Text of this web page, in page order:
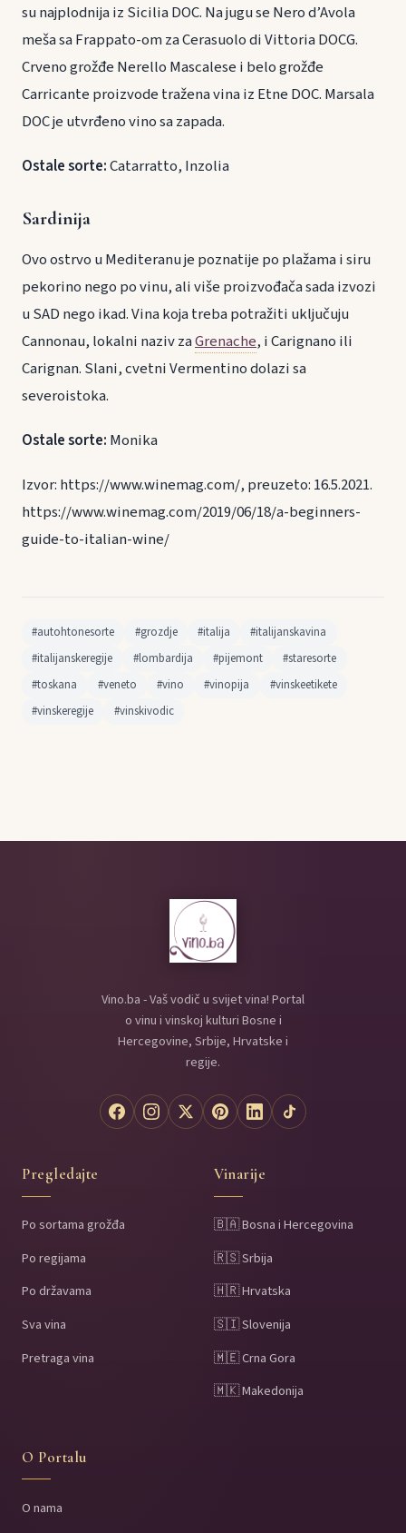
su najplodnija iz Sicilia DOC. Na jugu se Nero d’Avola
meša sa Frappato-om za Cerasuolo di Vittoria DOCG.
Crveno grožđe Nerello Mascalese i belo grožđe
Carricante proizvode tražena vina iz Etne DOC. Marsala
DOC je utvrđeno vino sa zapada.
Ostale sorte:Catarratto, Inzolia
Sardinija
Ovo ostrvo u Mediteranu je poznatije po plažama i siru
pekorino nego po vinu, ali više proizvođača sada izvozi
u SAD nego ikad. Vina koja treba potražiti uključuju
Cannonau, lokalni naziv zaGrenache, i Carignano ili
Carignan. Slani, cvetni Vermentino dolazi sa
severoistoka.
Ostale sorte: Monika
Izvor: https://www.winemag.com/, preuzeto: 16.5.2021.
https://www.winemag.com/2019/06/18/a-beginners-
guide-to-italian-wine/
#autohtonesorte #grozdje #italija
#italijanskavina
#italijanskeregije
#lombardija #pijemont
#staresorte
#toskana
#veneto #vino #vinopija
#vinskeetikete
#vinskeregije
#vinskivodic
Vino.ba - Vaš vodič u svijet vina! Portal
o vinu i vinskoj kulturi Bosne i
Hercegovine, Srbije, Hrvatske i
regije.
Pregledajte
Po sortama grožđa
Po regijama
Po državama
Sva vina
Pretraga vina
Vinarije
🇧🇦 Bosna i Hercegovina
🇷🇸 Srbija
🇭🇷 Hrvatska
🇸🇮 Slovenija
🇲🇪 Crna Gora
🇲🇰 Makedonija
O Portalu
O nama